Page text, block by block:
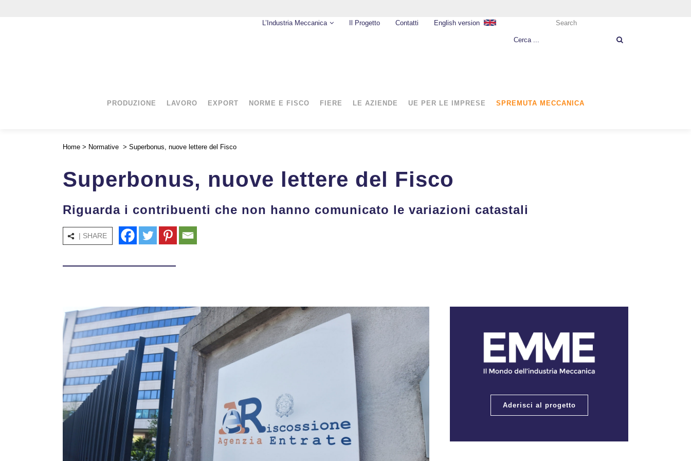
L’Industria Meccanica Il Progetto Contatti English version Search
PRODUZIONE LAVORO EXPORT NORME E FISCO FIERE LE AZIENDE UE PER LE IMPRESE SPREMUTA MECCANICA
Home > Normative > Superbonus, nuove lettere del Fisco
Superbonus, nuove lettere del Fisco
Riguarda i contribuenti che non hanno comunicato le variazioni catastali
| SHARE
Aderisci al progetto